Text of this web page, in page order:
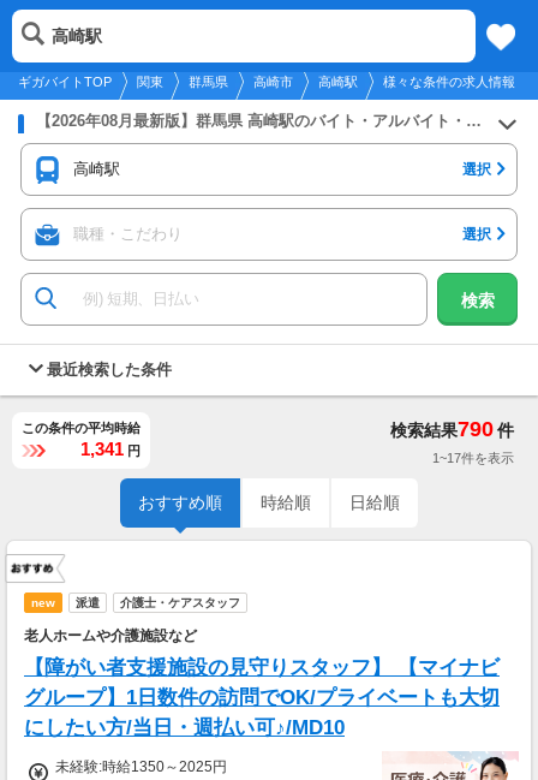
2026年8月9日更新
メニュー
ギガバイトTOP 関東 群馬県 高崎市 高崎駅 様々な条件の求人情報
高崎駅
【2026年08月最新版】群馬県 高崎駅のバイト・アルバイト・パートの求人募集情報
高崎駅 選択
職種・こだわり 選択
検索
最近検索した条件
この条件の平均時給
1,341 円
検索結果790件
1~17件を表示
おすすめ順 時給順 日給順
new 派遣 介護士・ケアスタッフ
老人ホームや介護施設など
【障がい者支援施設の見守りスタッフ】 【マイナビ
グループ】1日数件の訪問でOK/プライベートも大切
にしたい方/当日・週払い可♪/MD10
未経験:時給1350～2025円